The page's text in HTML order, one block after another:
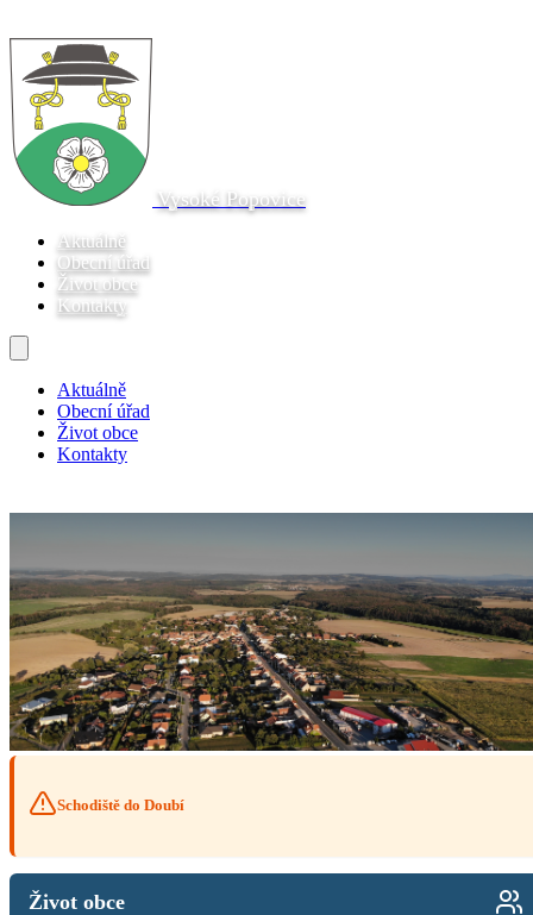
Vysoké Popovice
Aktuálně
Obecní úřad
Život obce
Kontakty
Aktuálně
Obecní úřad
Život obce
Kontakty
Schodiště do Doubí
Život obce